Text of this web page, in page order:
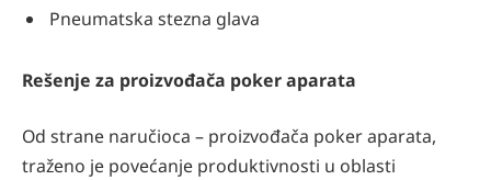
Pneumatska stezna glava
Rešenje za proizvođača poker aparata
Od strane naručioca – proizvođača poker aparata,
traženo je povećanje produktivnosti u oblasti